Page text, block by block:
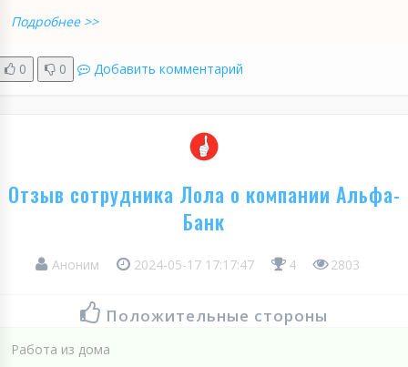
Подробнее >>
0 0 Добавить комментарий
Отзыв сотрудника Лола о компании Альфа-
Банк
Аноним 2024-05-17 17:17:47 4 2803
Положительные стороны
Работа из дома